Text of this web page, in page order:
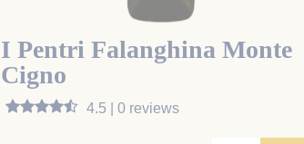
I Pentri Falanghina Monte
Cigno
4.5 | 0 reviews